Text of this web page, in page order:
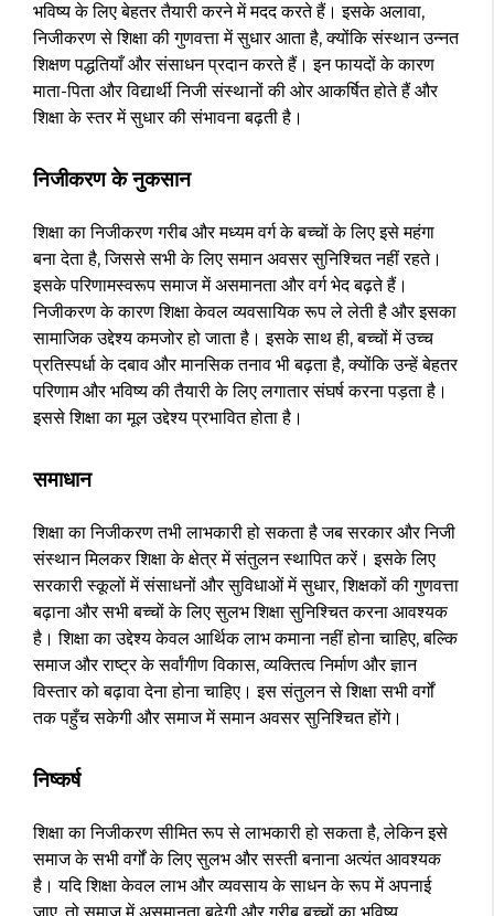
भविष्य के लिए बेहतर तैयारी करने में मदद करते हैं। इसके अलावा,
निजीकरण से शिक्षा की गुणवत्ता में सुधार आता है, क्योंकि संस्थान उन्नत
शिक्षण पद्धतियाँ और संसाधन प्रदान करते हैं। इन फायदों के कारण
माता-पिता और विद्यार्थी निजी संस्थानों की ओर आकर्षित होते हैं और
शिक्षा के स्तर में सुधार की संभावना बढ़ती है।
निजीकरण के नुकसान
शिक्षा का निजीकरण गरीब और मध्यम वर्ग के बच्चों के लिए इसे महंगा
बना देता है, जिससे सभी के लिए समान अवसर सुनिश्चित नहीं रहते।
इसके परिणामस्वरूप समाज में असमानता और वर्ग भेद बढ़ते हैं।
निजीकरण के कारण शिक्षा केवल व्यवसायिक रूप ले लेती है और इसका
सामाजिक उद्देश्य कमजोर हो जाता है। इसके साथ ही, बच्चों में उच्च
प्रतिस्पर्धा के दबाव और मानसिक तनाव भी बढ़ता है, क्योंकि उन्हें बेहतर
परिणाम और भविष्य की तैयारी के लिए लगातार संघर्ष करना पड़ता है।
इससे शिक्षा का मूल उद्देश्य प्रभावित होता है।
समाधान
शिक्षा का निजीकरण तभी लाभकारी हो सकता है जब सरकार और निजी
संस्थान मिलकर शिक्षा के क्षेत्र में संतुलन स्थापित करें। इसके लिए
सरकारी स्कूलों में संसाधनों और सुविधाओं में सुधार, शिक्षकों की गुणवत्ता
बढ़ाना और सभी बच्चों के लिए सुलभ शिक्षा सुनिश्चित करना आवश्यक
है। शिक्षा का उद्देश्य केवल आर्थिक लाभ कमाना नहीं होना चाहिए, बल्कि
समाज और राष्ट्र के सर्वांगीण विकास, व्यक्तित्व निर्माण और ज्ञान
विस्तार को बढ़ावा देना होना चाहिए। इस संतुलन से शिक्षा सभी वर्गों
तक पहुँच सकेगी और समाज में समान अवसर सुनिश्चित होंगे।
निष्कर्ष
शिक्षा का निजीकरण सीमित रूप से लाभकारी हो सकता है, लेकिन इसे
समाज के सभी वर्गों के लिए सुलभ और सस्ती बनाना अत्यंत आवश्यक
है। यदि शिक्षा केवल लाभ और व्यवसाय के साधन के रूप में अपनाई